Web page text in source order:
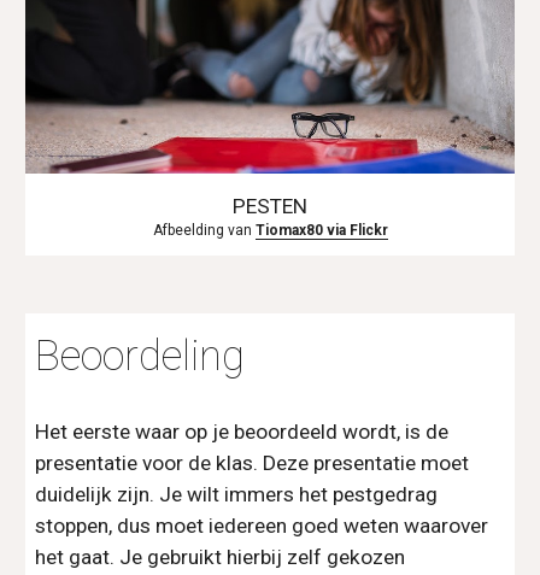
PESTEN
Afbeelding van Tiomax80 via Flickr
Beoordeling
Het eerste waar op je beoordeeld wordt, is de
presentatie voor de klas. Deze presentatie moet
duidelijk zijn. Je wilt immers het pestgedrag
stoppen, dus moet iedereen goed weten waarover
het gaat. Je gebruikt hierbij zelf gekozen